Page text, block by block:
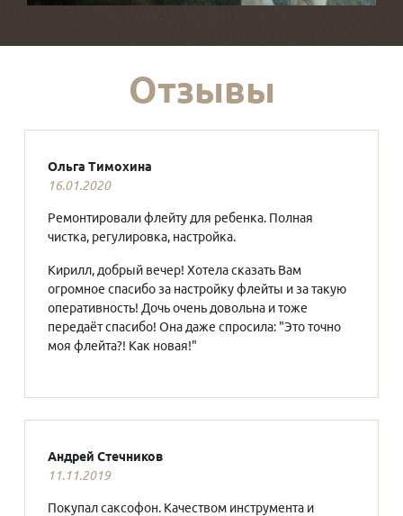
Отзывы
Ольга Тимохина
16.01.2020
Ремонтировали флейту для ребенка. Полная
чистка, регулировка, настройка.
Кирилл, добрый вечер! Хотела сказать Вам
огромное спасибо за настройку флейты и за такую
оперативность! Дочь очень довольна и тоже
передаёт спасибо! Она даже спросила: "Это точно
моя флейта?! Как новая!"
Андрей Стечников
11.11.2019
Покупал саксофон. Качеством инструмента и